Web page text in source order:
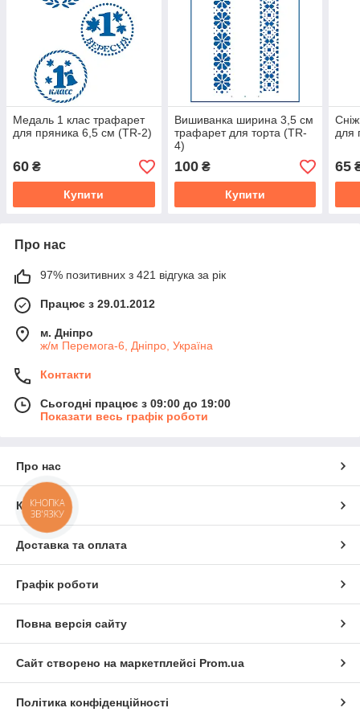
Медаль 1 клас трафарет
для пряника 6,5 см (TR-2)
60 ₴
Купити
Вишиванка ширина 3,5 см
трафарет для торта (TR-
4)
100₴
Купити
для
65
Про нас
97% позитивних з 421 відгука за рік
Працює з 29.01.2012
м. Дніпро
ж/м Перемога-6, Дніпро, Україна
Контакти
Сьогодні працює з 09:00 до 19:00
Показати весь графік роботи
Про нас
Контакти
Доставка та оплата
Графік роботи
Повна версія сайту
Сайт створено на маркетплейсі Prom.ua
Політика конфіденційності
КНОПКА
ЗВ'ЯЗКУ